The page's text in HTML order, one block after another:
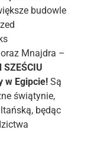
budowle
Mnajdra –
w Egipcie!Są
świątynie,
będąc